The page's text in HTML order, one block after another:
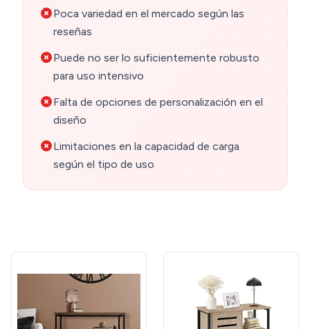
Poca variedad en el mercado según las
reseñas
Puede no ser lo suficientemente robusto
para uso intensivo
Falta de opciones de personalización en el
diseño
Limitaciones en la capacidad de carga
según el tipo de uso